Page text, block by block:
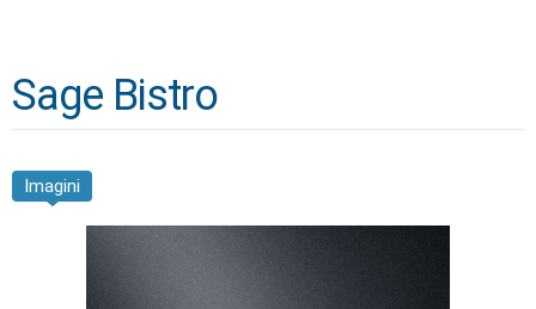
Sage Bistro
Imagini